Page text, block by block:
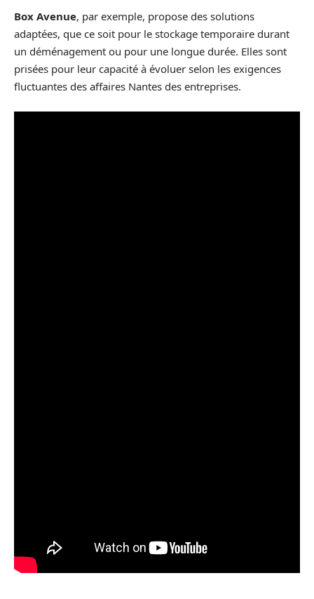
Box Avenue, par exemple, propose des solutions
adaptées, que ce soit pour le stockage temporaire durant
un déménagement ou pour une longue durée. Elles sont
prisées pour leur capacité à évoluer selon les exigences
fluctuantes des affaires Nantes des entreprises.